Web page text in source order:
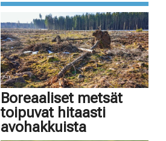
Boreaaliset metsät
toipuvat hitaasti
avohakkuista